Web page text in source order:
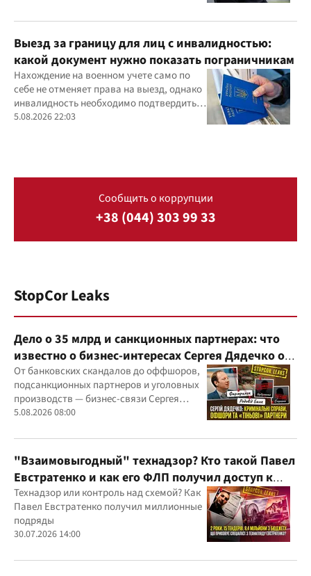
Выезд за границу для лиц с инвалидностью:
какой документ нужно показать пограничникам
Нахождение на военном учете само по
себе не отменяет права на выезд, однако
инвалидность необходимо подтвердить
документально
5.08.2026 22:03
Сообщить о коррупции
+38 (044) 303 99 33
StopCor Leaks
Дело о 35 млрд и санкционных партнерах: что
известно о бизнес-интересах Сергея Дядечко от
"Родовид Банка" до "ФАРМАСЕЛ"
От банковских скандалов до оффшоров,
подсанкционных партнеров и уголовных
производств — бизнес-связи Сергея
Дядечко до сих пор простираются через
юрисдикций
5.08.2026 08:00
"Взаимовыгодный" технадзор? Кто такой Павел
Евстратенко и как его ФЛП получил доступ к
бюджетным миллионам?
Технадзор или контроль над схемой? Как
Павел Евстратенко получил миллионные
подряды
30.07.2026 14:00